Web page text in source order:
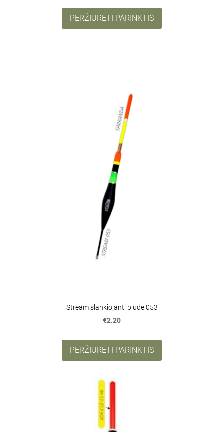
PERŽIŪRĖTI PARINKTIS
Stream slankiojanti plūdė 053
€2.20
PERŽIŪRĖTI PARINKTIS